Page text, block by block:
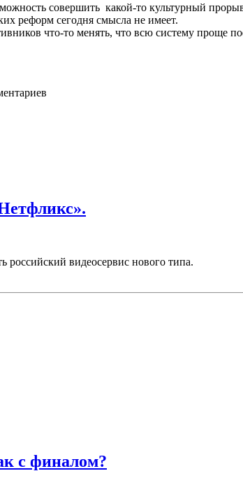
совершить какой-то культурный
реформ сегодня смысла не имеет.
что-то менять, что всю систему проще
российский видеосервис нового типа.
с финалом?